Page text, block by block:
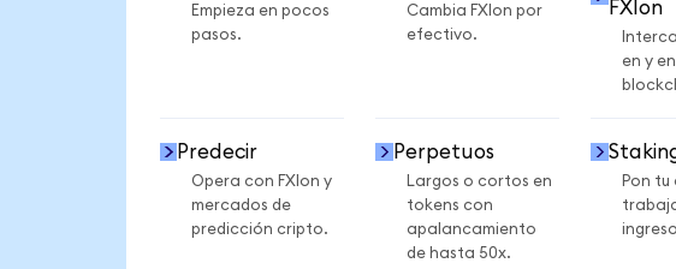
Empieza en pocos
pasos.
Cambia FXIon por
efectivo.
FXIon
en y
Predecir
Opera con FXIon y
mercados de
predicción cripto.
Perpetuos
Largos o cortos en
tokens con
apalancamiento
de hasta 50x.
Pon